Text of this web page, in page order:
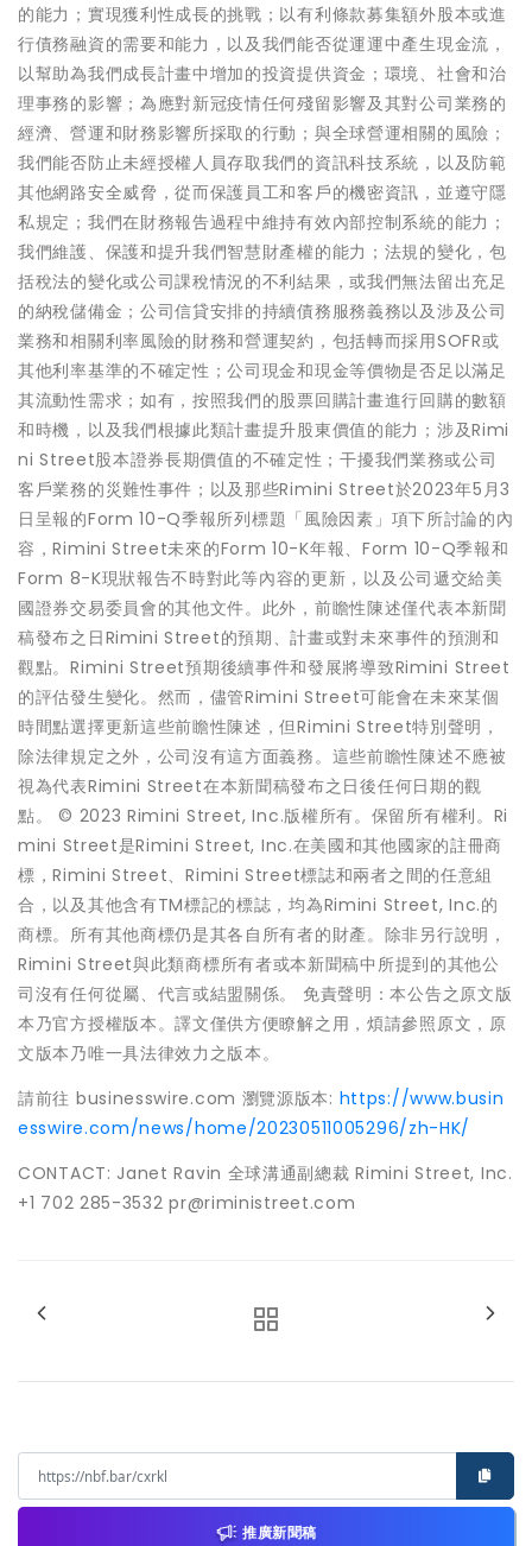
的能力；實現獲利性成長的挑戰；以有利條款募集額外股本或進
行債務融資的需要和能力，以及我們能否從運運中產生現金流，
以幫助為我們成長計畫中增加的投資提供資金；環境、社會和治
理事務的影響；為應對新冠疫情任何殘留影響及其對公司業務的
經濟、營運和財務影響所採取的行動；與全球營運相關的風險；
我們能否防止未經授權人員存取我們的資訊科技系統，以及防範
其他網路安全威脅，從而保護員工和客戶的機密資訊，並遵守隱
私規定；我們在財務報告過程中維持有效內部控制系統的能力；
我們維護、保護和提升我們智慧財產權的能力；法規的變化，包
括稅法的變化或公司課稅情況的不利結果，或我們無法留出充足
的納稅儲備金；公司信貸安排的持續債務服務義務以及涉及公司
業務和相關利率風險的財務和營運契約，包括轉而採用SOFR或
其他利率基準的不確定性；公司現金和現金等價物是否足以滿足
其流動性需求；如有，按照我們的股票回購計畫進行回購的數額
和時機，以及我們根據此類計畫提升股東價值的能力；涉及Rimi
ni Street股本證券長期價值的不確定性；干擾我們業務或公司
客戶業務的災難性事件；以及那些Rimini Street於2023年5月3
日呈報的Form 10-Q季報所列標題「風險因素」項下所討論的內
容，Rimini Street未來的Form 10-K年報、Form 10-Q季報和
Form 8-K現狀報告不時對此等內容的更新，以及公司遞交給美
國證券交易委員會的其他文件。此外，前瞻性陳述僅代表本新聞
稿發布之日Rimini Street的預期、計畫或對未來事件的預測和
觀點。Rimini Street預期後續事件和發展將導致Rimini Street
的評估發生變化。然而，儘管Rimini Street可能會在未來某個
時間點選擇更新這些前瞻性陳述，但Rimini Street特別聲明，
除法律規定之外，公司沒有這方面義務。這些前瞻性陳述不應被
視為代表Rimini Street在本新聞稿發布之日後任何日期的觀
點。 © 2023 Rimini Street, Inc.版權所有。保留所有權利。Ri
mini Street是Rimini Street, Inc.在美國和其他國家的註冊商
標，Rimini Street、Rimini Street標誌和兩者之間的任意組
合，以及其他含有TM標記的標誌，均為Rimini Street, Inc.的
商標。所有其他商標仍是其各自所有者的財產。除非另行說明，
Rimini Street與此類商標所有者或本新聞稿中所提到的其他公
司沒有任何從屬、代言或結盟關係。 免責聲明：本公告之原文版
本乃官方授權版本。譯文僅供方便瞭解之用，煩請參照原文，原
文版本乃唯一具法律效力之版本。
請前往 businesswire.com 瀏覽源版本: https://www.busin
esswire.com/news/home/20230511005296/zh-HK/
CONTACT: Janet Ravin 全球溝通副總裁 Rimini Street, Inc.
+1 702 285-3532 pr@riministreet.com
推廣新聞稿